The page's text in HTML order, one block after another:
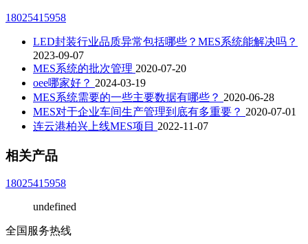
18025415958
LED封装行业品质异常包括哪些？MES系统能解决吗？
2023-09-07
MES系统的批次管理 2020-07-20
oee哪家好？ 2024-03-19
MES系统需要的一些主要数据有哪些？ 2020-06-28
MES对于企业车间生产管理到底有多重要？ 2020-07-01
连云港柏兴上线MES项目 2022-11-07
相关产品
18025415958
undefined
全国服务热线